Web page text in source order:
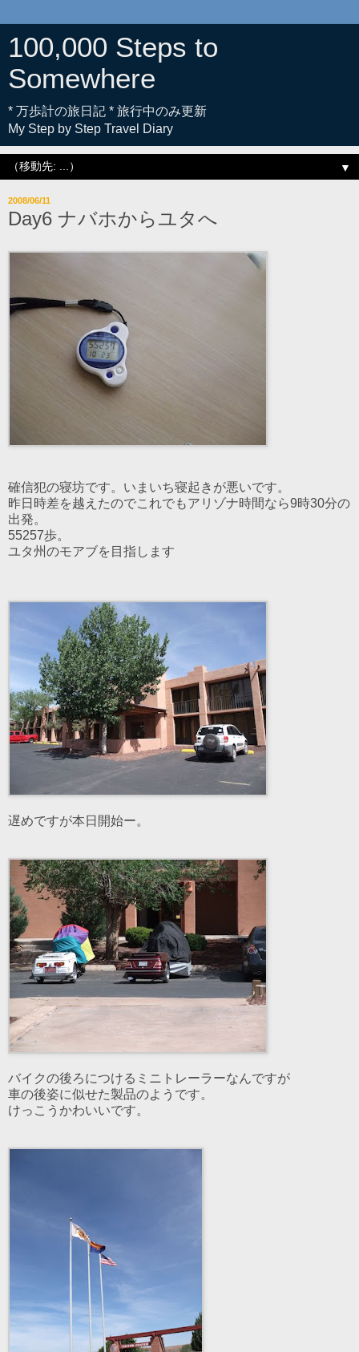
100,000 Steps to
Somewhere
* 万歩計の旅日記 * 旅行中のみ更新
My Step by Step Travel Diary
▼
2008/06/11
Day6 ナバホからユタへ
確信犯の寝坊です。いまいち寝起きが悪いです。
昨日時差を越えたのでこれでもアリゾナ時間なら9時30分の
出発。
55257歩。
ユタ州のモアブを目指します
遅めですが本日開始ー。
バイクの後ろにつけるミニトレーラーなんですが
車の後姿に似せた製品のようです。
けっこうかわいいです。